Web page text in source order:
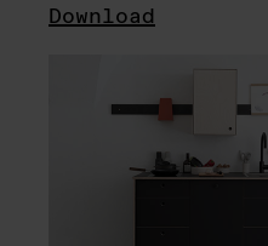
Download